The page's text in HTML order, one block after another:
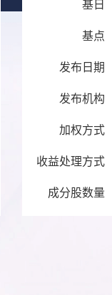
基日
基点
发布日期
发布机构
加权方式
收益处理方式
成分股数量